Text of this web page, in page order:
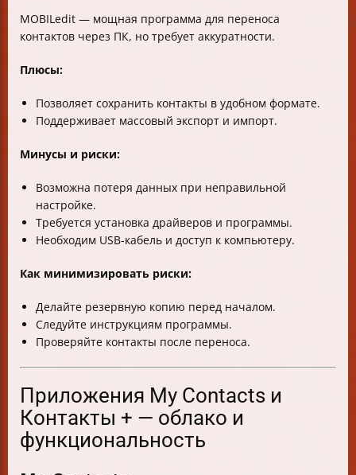
MOBILedit — мощная программа для переноса
контактов через ПК, но требует аккуратности.
Плюсы:
Позволяет сохранить контакты в удобном формате.
Поддерживает массовый экспорт и импорт.
Минусы и риски:
Возможна потеря данных при неправильной
настройке.
Требуется установка драйверов и программы.
Необходим USB-кабель и доступ к компьютеру.
Как минимизировать риски:
Делайте резервную копию перед началом.
Следуйте инструкциям программы.
Проверяйте контакты после переноса.
Приложения My Contacts и
Контакты + — облако и
функциональность